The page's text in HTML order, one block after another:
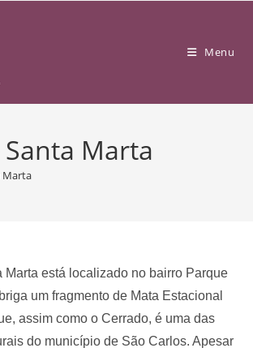
Menu
Marta
Marta
Marta está localizado no bairro Parque
um fragmento de Mata Estacional
assim como o Cerrado, é uma das
do município de São Carlos. Apesar